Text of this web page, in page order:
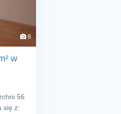
8
w
56
się z: